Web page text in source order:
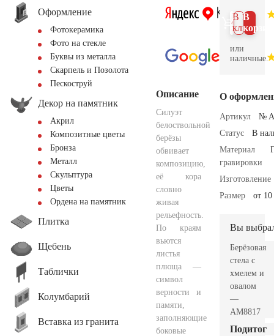
Оформление
Фотокерамика
Фото на стекле
Буквы из металла
Скарпель и Позолота
Пескоструй
Декор на памятник
Акрил
Композитные цветы
Бронза
Металл
Скульптура
Цветы
Ордена на памятник
Плитка
Щебень
Таблички
Колумбарий
Вставка из гранита
Описание
Силуэт
белоствольной
берёзы
обвивает
композицию,
её кора
словно
живая
рельефность.
По краям
вьются
листья
плюща —
символ
верности и
памяти,
заполняющие
боковые
В
В 1
клик
или
наличные.
О
Артикул
№
Статус
В
Материал
гравировки
Изготовление
Размер
от
Вы
Берёзовая
стела с
хмелем и
овалом
—
AM8817
Подитог